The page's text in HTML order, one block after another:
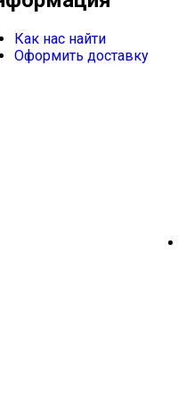
Как нас найти
Оформить доставку